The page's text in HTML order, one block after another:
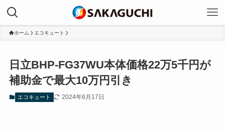
ホーム エコキュート
日立BHP-FG37WU本体価格22万5千円が
補助金で最大10万円引き
エコキュート 2024年6月17日